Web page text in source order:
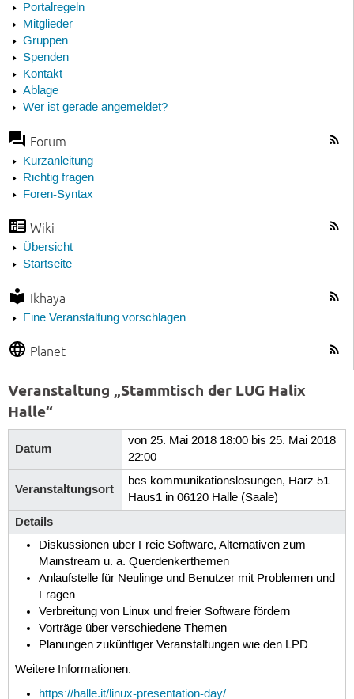
Portalregeln
Mitglieder
Gruppen
Spenden
Kontakt
Ablage
Wer ist gerade angemeldet?
Forum
Kurzanleitung
Richtig fragen
Foren-Syntax
Wiki
Übersicht
Startseite
Ikhaya
Eine Veranstaltung vorschlagen
Planet
Veranstaltung „Stammtisch der LUG Halix
Halle“
Datum
von 25. Mai 2018 18:00 bis 25. Mai 2018
22:00
Veranstaltungsort
bcs kommunikationslösungen, Harz 51
Haus1 in 06120 Halle (Saale)
Details
Diskussionen über Freie Software, Alternativen zum
Mainstream u. a. Querdenkerthemen
Anlaufstelle für Neulinge und Benutzer mit Problemen und
Fragen
Verbreitung von Linux und freier Software fördern
Vorträge über verschiedene Themen
Planungen zukünftiger Veranstaltungen wie den LPD
Weitere Informationen:
https://halle.it/linux-presentation-day/